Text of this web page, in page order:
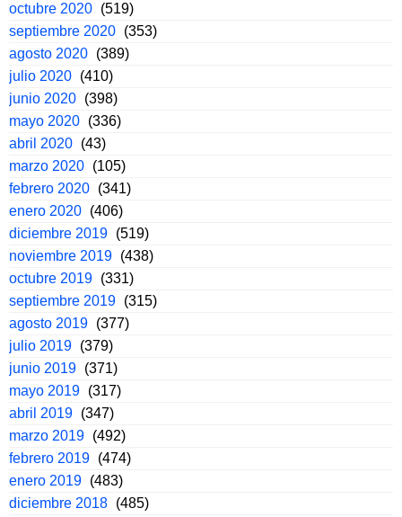
octubre 2020 (519)
septiembre 2020 (353)
agosto 2020 (389)
julio 2020 (410)
junio 2020 (398)
mayo 2020 (336)
abril 2020 (43)
marzo 2020 (105)
febrero 2020 (341)
enero 2020 (406)
diciembre 2019 (519)
noviembre 2019 (438)
octubre 2019 (331)
septiembre 2019 (315)
agosto 2019 (377)
julio 2019 (379)
junio 2019 (371)
mayo 2019 (317)
abril 2019 (347)
marzo 2019 (492)
febrero 2019 (474)
enero 2019 (483)
diciembre 2018 (485)